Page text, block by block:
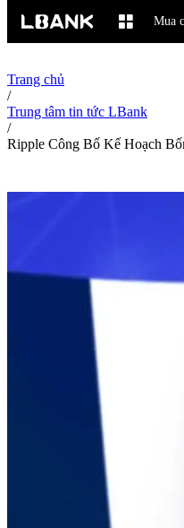
Mua
Trang chủ
/
Trung tâm tin tức LBank
/
Ripple Công Bố Kế Hoạch